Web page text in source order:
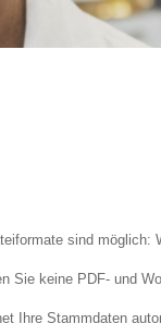
sind möglich:
Sie keine PDF- und
Ihre Stammdaten